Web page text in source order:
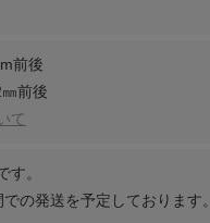
前後
前後
て
す。
の発送を予定しております。